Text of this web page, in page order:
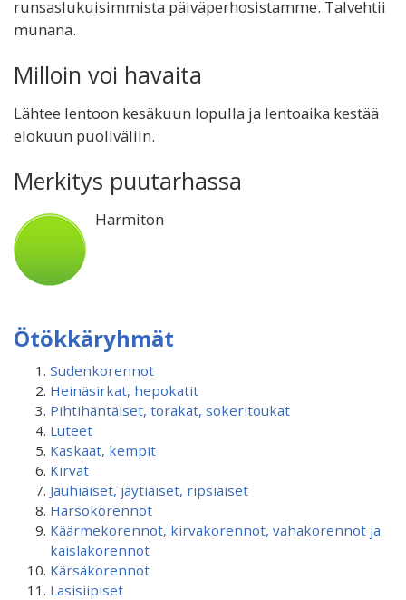
runsaslukuisimmista päiväperhosistamme. Talvehtii
munana.
Milloin voi havaita
Lähtee lentoon kesäkuun lopulla ja lentoaika kestää
elokuun puoliväliin.
Merkitys puutarhassa
Harmiton
Ötökkäryhmät
Sudenkorennot
Heinäsirkat, hepokatit
Pihtihäntäiset, torakat, sokeritoukat
Luteet
Kaskaat, kempit
Kirvat
Jauhiaiset, jäytiäiset, ripsiäiset
Harsokorennot
Käärmekorennot, kirvakorennot, vahakorennot ja
kaislakorennot
Kärsäkorennot
Lasisiipiset